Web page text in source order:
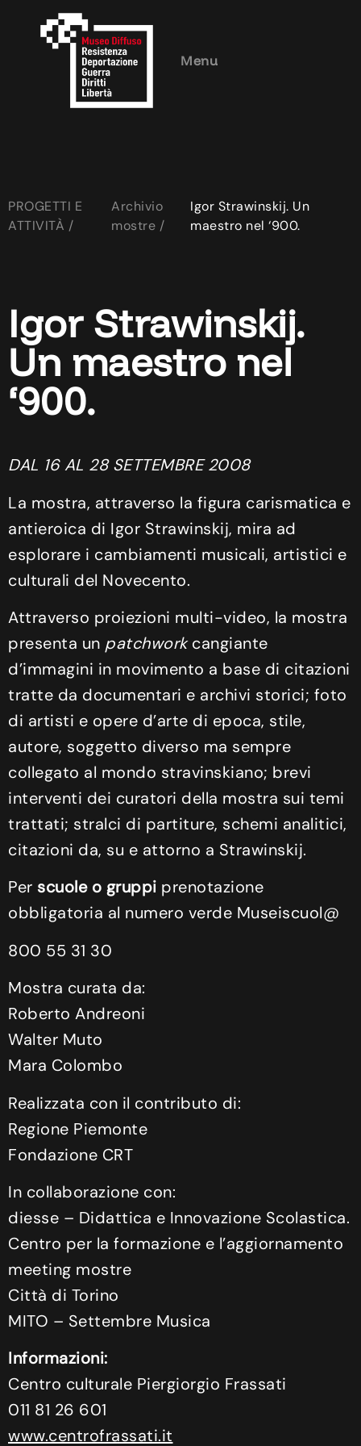
Menu
PROGETTI E
ATTIVITÀ /
Archivio
mostre /
Igor Strawinskij. Un
maestro nel ‘900.
Igor Strawinskij.
Un maestro nel
‘900.
DAL 16 AL 28 SETTEMBRE 2008
La mostra, attraverso la figura carismatica e
antieroica di Igor Strawinskij, mira ad
esplorare i cambiamenti musicali, artistici e
culturali del Novecento.
Attraverso proiezioni multi-video, la mostra
presenta un patchworkcangiante
d’immagini in movimento a base di citazioni
tratte da documentari e archivi storici; foto
di artisti e opere d’arte di epoca, stile,
autore, soggetto diverso ma sempre
collegato al mondo stravinskiano; brevi
interventi dei curatori della mostra sui temi
trattati; stralci di partiture, schemi analitici,
citazioni da, su e attorno a Strawinskij.
Per scuole o gruppi prenotazione
obbligatoria al numero verde Museiscuol@
800 55 31 30
Mostra curata da:
Roberto Andreoni
Walter Muto
Mara Colombo
Realizzata con il contributo di:
Regione Piemonte
Fondazione CRT
In collaborazione con:
diesse – Didattica e Innovazione Scolastica.
Centro per la formazione e l’aggiornamento
meeting mostre
Città di Torino
MITO – Settembre Musica
Informazioni:
Centro culturale Piergiorgio Frassati
011 81 26 601
www.centrofrassati.it